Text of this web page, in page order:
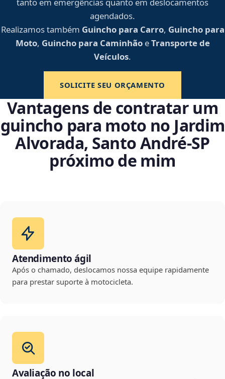
tanto em emergências quanto em deslocamentos
agendados.
Realizamos também Guincho para Carro, Guincho para
Moto, Guincho para CaminhãoeTransporte de
Veículos.
SOLICITE SEU ORÇAMENTO
Vantagens de contratar um
guincho para moto no Jardim
Alvorada, Santo André‑SP
próximo de mim
Atendimento ágil
Após o chamado, deslocamos nossa equipe rapidamente
para prestar suporte à motocicleta.
Avaliação no local